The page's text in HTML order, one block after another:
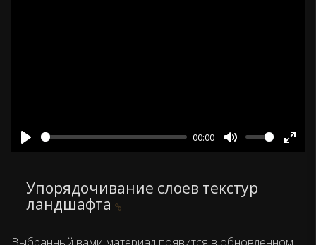
00:00
Упорядочивание слоев текстур
ландшафта